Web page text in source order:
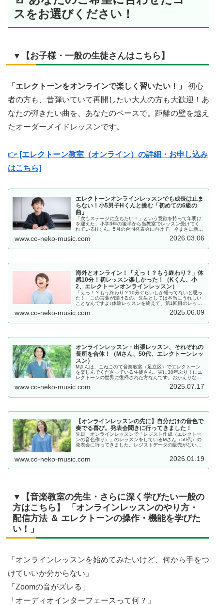
スをお選びください！
▼【お子様・一般の生徒さんはこちら】
「エレクトーンをオンラインで楽しく習いたい！」
初心
者の方も、昔弾いていて再開したい大人の方も大歓迎！あ
なたの弾きたい曲を、あなたのペースで。距離の壁を越え
たオーダーメイドレッスンです。
👉 [エレクトーン教室（オンライン）の詳細・お申し込み
はこちら]
エレクトーンオンラインレッスンでも成長は止ま
らない！小5男子Hくんと挑む「初めての6級の
曲」
「次もステージに立ちたい！」という意欲を持って年明け
を迎えた、小学3年の後半から当教室でレッスン受けてく
れているHくん。5月の合同発表会に向けて、今まさに新し
力に、オンラインレッスンでの「…
www.co-neko-music.com 2026.03.06
海外とオンライン！「えっ！？もう終わり？」体
感10分！初レッスン楽しかった！（Kくん、小
2、エレクトーンオンラインレッスン）
「えっ！？もう終わり？10分ぐらいしか経ってないと思っ
た！」この言葉が聞けるの、先生としては本当にうれしい
ことなんですよ♪体験レッスンを終えて、第1回目のレッス
ったよ～！というKくん。しっ…
www.co-neko-music.com 2025.06.09
オンラインレッスン・出張レッスン、それぞれの
長所を合体！（Mさん、50代、エレクトーンレッ
スン）
Mさんは、こねこのて音楽教室（足立区）でエレクトーン
を楽しんでくださっている生徒さん。実に30年ぶり！にエ
レクトーンの世界に復帰された方なんです。おかえりなさ
ンレッスンでエレクトーンを楽…
www.co-neko-music.com 2025.07.17
【オンラインレッスンの先に】自分だけの音色で
奏でる喜び。発表会聞きに行ってきました！
先日、オンラインレッスンで「レジスト作成（エレクトー
ンの音色作り）」のレッスンをしているMさん（50代）の
発表会に行ってきました。レジストデータの販売がない大
www.co-neko-music.com 2026.01.19
▼【音楽教室の先生・さらに深く学びたい一般の
方はこちら】 「オンラインレッスンのやり方・
配信方法 ＆ エレクトーンの操作・機能を学びた
い！」
「オンラインレッスンを始めてみたいけど、何から手をつ
けていいか分からない」
「Zoomの音がズレる」
「オーディオインターフェースって何？」